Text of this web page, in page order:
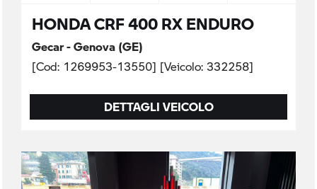
HONDA CRF 400 RX ENDURO
Gecar - Genova (GE)
[Cod: 1269953-13550] [Veicolo: 332258]
DETTAGLI VEICOLO